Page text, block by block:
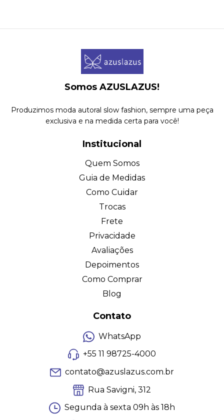
Somos AZUSLAZUS!
Produzimos moda autoral slow fashion, sempre uma peça
exclusiva e na medida certa para você!
Institucional
Quem Somos
Guia de Medidas
Como Cuidar
Trocas
Frete
Privacidade
Avaliações
Depoimentos
Como Comprar
Blog
Contato
WhatsApp
+55 11 98725-4000
contato@azuslazus.com.br
Rua Savigni, 312
Segunda à sexta 09h às 18h